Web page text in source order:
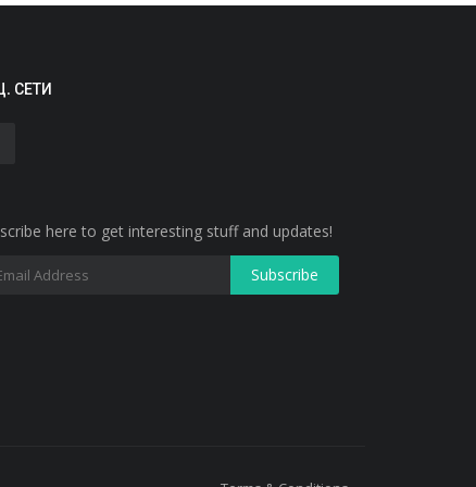
СЕТИ
here to get interesting stuff and updates!